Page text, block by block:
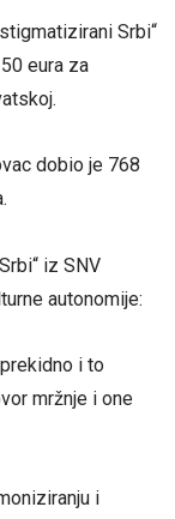
Srbi“
eura za
dobio je 768
iz SNV
autonomije:
i to
mržnje i one
i